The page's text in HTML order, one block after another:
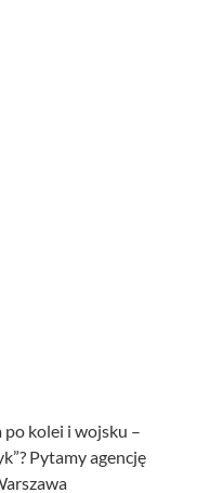
po kolei i wojsku –
Pytamy agencję